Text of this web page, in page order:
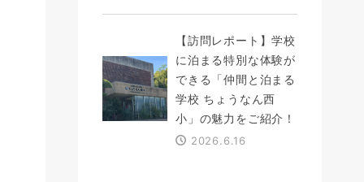
【訪問レポート】学校
に泊まる特別な体験が
できる「仲間と泊まる
学校 ちょうなん西
小」の魅力をご紹介！
2026.6.16